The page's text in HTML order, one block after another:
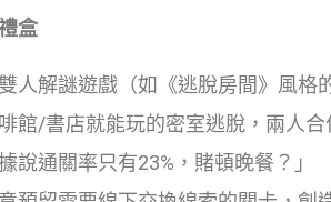
盒
人解謎遊戲（如《逃脫房間》風格
館/書店就能玩的密室逃脫，兩人合
說通關率只有23%，賭頓晚餐？」